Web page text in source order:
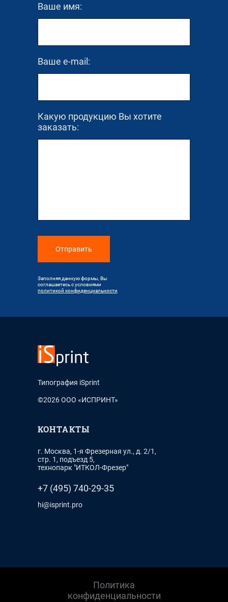
Ваше имя:
Ваше e-mail:
Какую продукцию Вы хотите
заказать:
Отправить
Заполняя данную формы, Вы
соглашаетесь с условиями
политикой конфиденциальности
Типография iSprint
©2026 ООО «ИСПРИНТ»
КОНТАКТЫ
г. Москва, 1-я Фрезерная ул., д. 2/1,
стр. 1, подъезд 5,
технопарк "ИТКОЛ-Фрезер"
+7 (495) 740-29-35
hi@isprint.pro
Политика
конфиденциальности